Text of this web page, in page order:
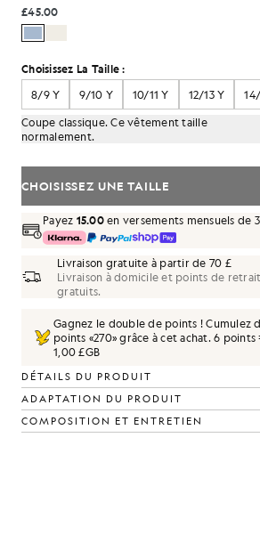
la collection Riviera
£45.00
Choisissez La Taille :
8/9 Y
9/10 Y 10/11 Y 12/13 Y
Coupe classique. Ce vêtement taille
normalement.
CHOISISSEZ UNE TAILLE
Payez 15.00en versements mensuels de 3
Livraison gratuite à partir de 70 £
Livraison à domicile et points de
gratuits.
Gagnez le double de points ! Cumulez
points «270» grâce à cet achat.6 points
1,00 £GB
DÉTAILS DU PRODUIT
ADAPTATION DU PRODUIT
COMPOSITION ET ENTRETIEN